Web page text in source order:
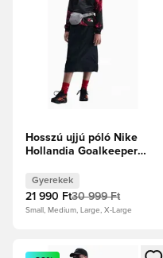
Hosszú ujjú póló Nike
Hollandia Goalkeeper
Gyerekek
21 990 Ft30 999 Ft
Small, Medium, Large, X-Large
Megnyit egy modált a